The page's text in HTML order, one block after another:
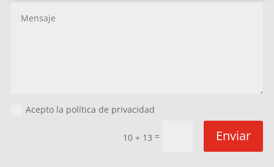
Acepto la política de privacidad
10 + 13 = Enviar